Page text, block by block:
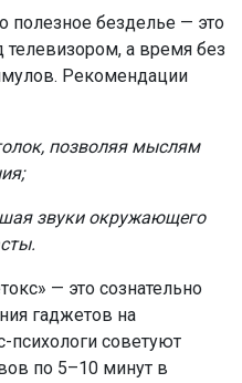
полезное безделье — это
а время без
Рекомендации
позволяя мыслям
звуки окружающего
— это сознательно
гаджетов на
психологи советуют
по 5–10 минут в